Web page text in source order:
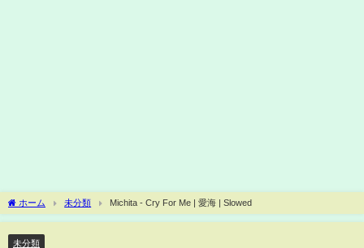
ホーム 未分類 Michita - Cry For Me | 愛海 | Slowed
未分類